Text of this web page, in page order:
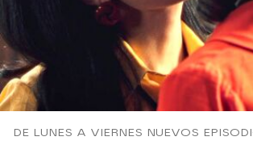
DE LUNES A VIERNES NUEVOS